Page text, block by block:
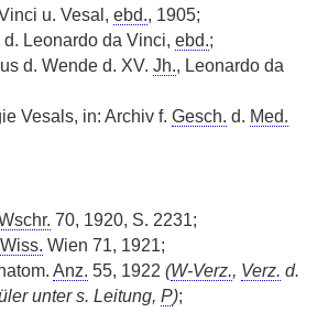
u. Vesal, ebd., 1905;
d. Leonardo da Vinci, ebd.;
d. Wende d. XV. Jh., Leonardo da
Vesals, in: Archiv f. Gesch. d. Med.
70, 1920, S. 2231;
Wien 71, 1921;
Anz. 55, 1922 (W-Verz., Verz. d.
unter s. Leitung, P);